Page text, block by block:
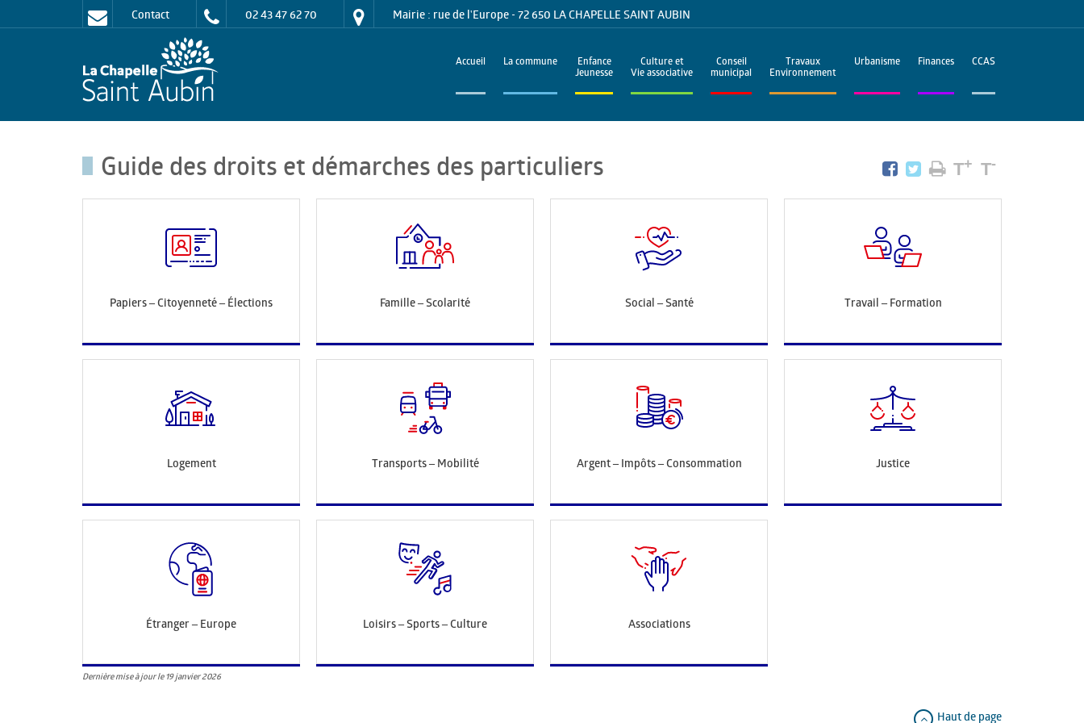
Contact 02 43 47 62 70 Mairie : rue de l'Europe - 72 650 LA CHAPELLE SAINT AUBIN
Accueil La commune
Enfance
Jeunesse
Culture et
Vie associative
Conseil
municipal
Travaux
Environnement
Urbanisme Finances CCAS
Guide des droits et démarches des particuliers T+ T-
Papiers – Citoyenneté – Élections Famille – Scolarité Social – Santé Travail – Formation
Logement Transports – Mobilité Argent – Impôts – Consommation Justice
Étranger – Europe Loisirs – Sports – Culture Associations
Dernière mise à jour le 19 janvier 2026
Haut de page